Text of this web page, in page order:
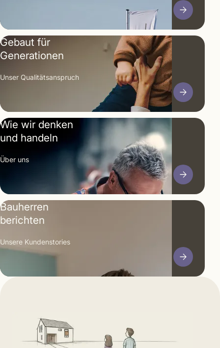
Wer sich für diesen Bungalow entscheidet,
entscheidet sich für ein Premiumhaus, das
Wohnen auf einer Ebene neu definiert.
Mehr erfahren
Gebaut für
Generationen
Unser Qualitäts­anspruch
Wie wir denken
und handeln
Über uns
Bauherren
berichten
Unsere Kunden­stories